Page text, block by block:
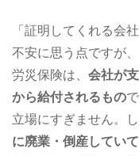
「証明してくれる
不安に思う点ですが
労災保険は、 会社が
から給付されるもの
立場にすぎません。し
に廃業・倒産してい